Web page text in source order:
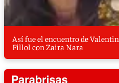
Así fue el encuentro de
Fillol con Zaira Nara